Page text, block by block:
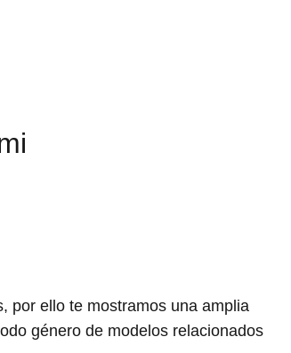
por ello te mostramos una amplia
género de modelos relacionados